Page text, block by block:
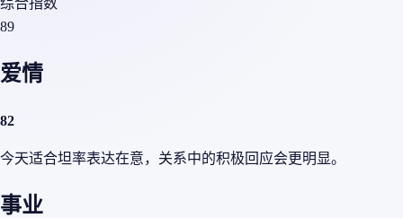
89
爱情
82
今天适合坦率表达在意，关系中的积极回应会更明显。
事业